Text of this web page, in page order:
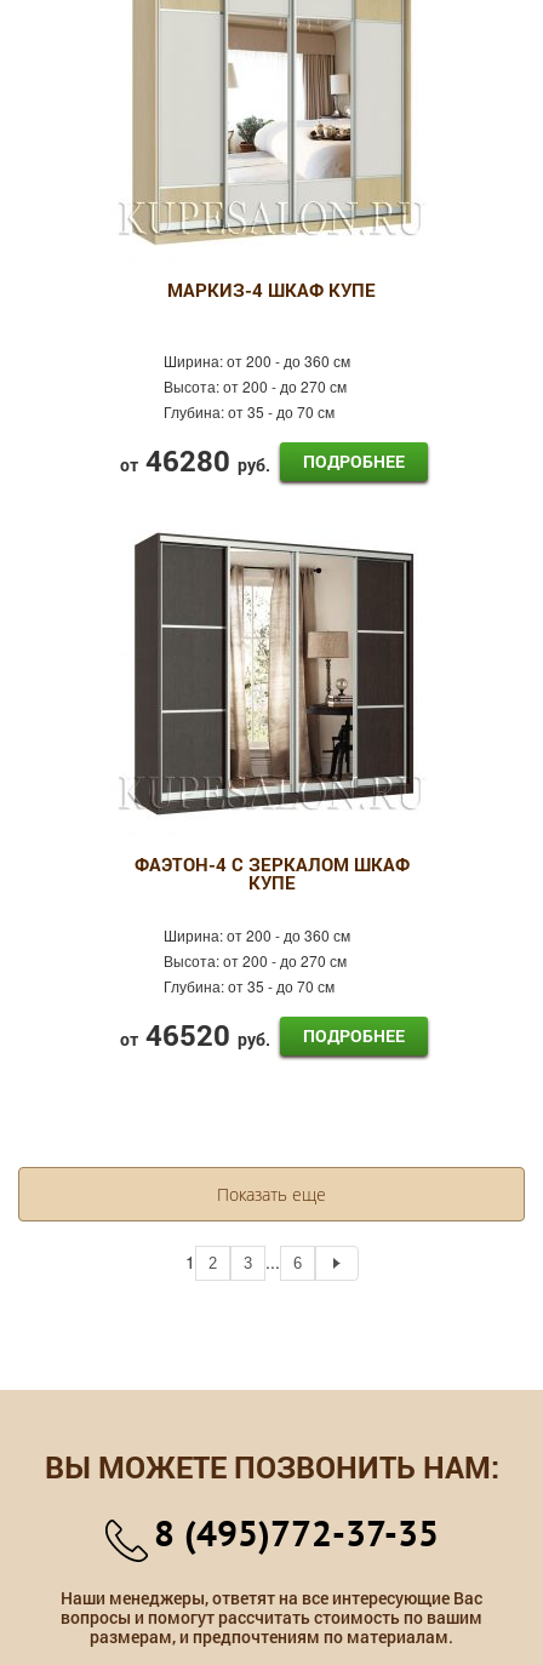
МАРКИЗ-4 ШКАФ КУПЕ
Ширина:от 200 - до 360 см
Высота:от 200 - до 270 см
Глубина:от 35 - до 70 см
от 46280 руб. ПОДРОБНЕЕ
ФАЭТОН-4 С ЗЕРКАЛОМ ШКАФ
КУПЕ
Ширина:от 200 - до 360 см
Высота:от 200 - до 270 см
Глубина:от 35 - до 70 см
от 46520 руб. ПОДРОБНЕЕ
Показать еще
1 2 3 ... 6
ВЫ МОЖЕТЕ ПОЗВОНИТЬ НАМ:
8 (495)772-37-35
Наши менеджеры, ответят на все интересующие Вас
вопросы и помогут рассчитать стоимость по вашим
размерам, и предпочтениям по материалам.